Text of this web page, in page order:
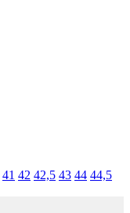
41 42 42,5 43 44 44,5